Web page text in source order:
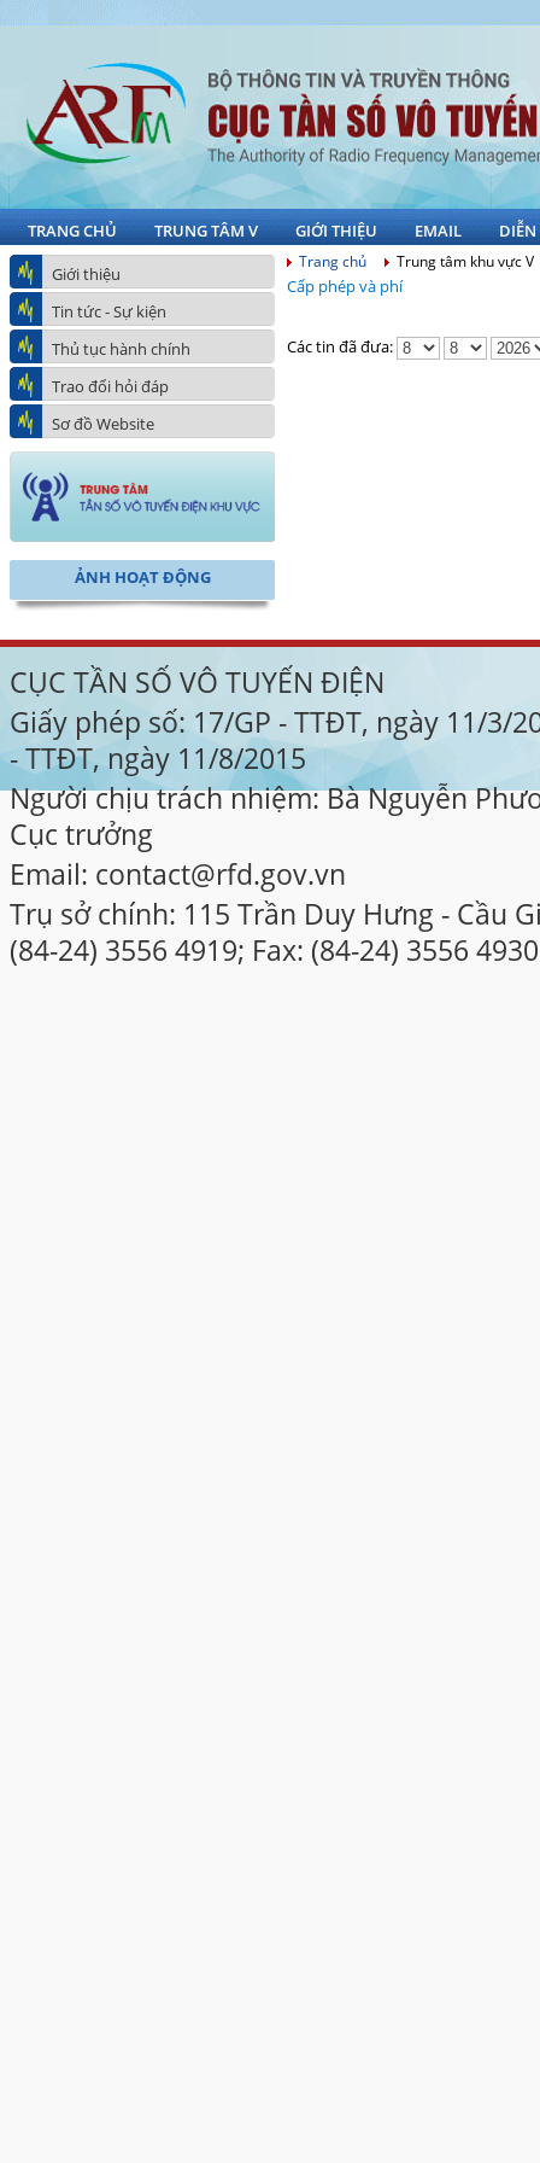
TRANG CHỦ TRUNG TÂM V GIỚI THIỆU EMAIL
Giới thiệu
Tin tức - Sự kiện
Thủ tục hành chính
Trao đổi hỏi đáp
Sơ đồ Website
ẢNH HOẠT ĐỘNG
Trang chủ Trung tâm khu vực V
Cấp phép và phí
Các tin đã đưa:
CỤC TẦN SỐ VÔ TUYẾN ĐIỆN
Giấy phép số: 17/GP - TTĐT, ngày 11/3/
- TTĐT, ngày 11/8/2015
Người chịu trách nhiệm: Bà Nguyễn
Cục trưởng
Email: contact@rfd.gov.vn
Trụ sở chính: 115 Trần Duy Hưng - Cầu
(84-24) 3556 4919; Fax: (84-24) 3556 4930